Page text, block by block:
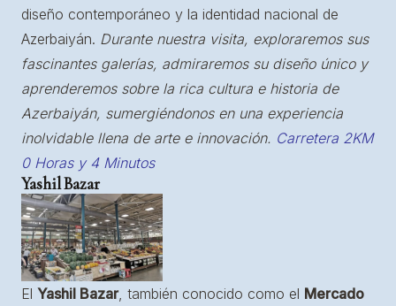
diseño contemporáneo y la identidad nacional de
Azerbaiyán. Durante nuestra visita, exploraremos sus
fascinantes galerías, admiraremos su diseño único y
aprenderemos sobre la rica cultura e historia de
Azerbaiyán, sumergiéndonos en una experiencia
inolvidable llena de arte e innovación. Carretera 2KM
0 Horas y 4 Minutos
Yashil Bazar
El Yashil Bazar, también conocido como el Mercado